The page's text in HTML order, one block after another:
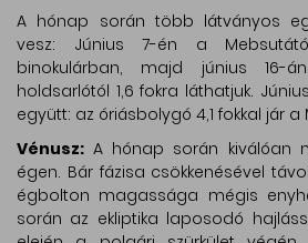
A hónap során több látványos
vesz: Június 7-én a
binokulárban, majd június 16-
holdsarlótól 1,6 fokra láthatjuk.
együtt: az óriásbolygó 4,1 fokkal jár a
Vénusz: A hónap során kiválóan
égen. Bár fázisa csökkenésével
égbolton magassága mégis
során az ekliptika laposodó